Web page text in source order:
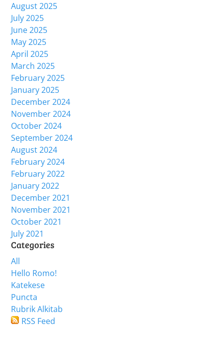
August 2025
July 2025
June 2025
May 2025
April 2025
March 2025
February 2025
January 2025
December 2024
November 2024
October 2024
September 2024
August 2024
February 2024
February 2022
January 2022
December 2021
November 2021
October 2021
July 2021
Categories
All
Hello Romo!
Katekese
Puncta
Rubrik Alkitab
RSS Feed